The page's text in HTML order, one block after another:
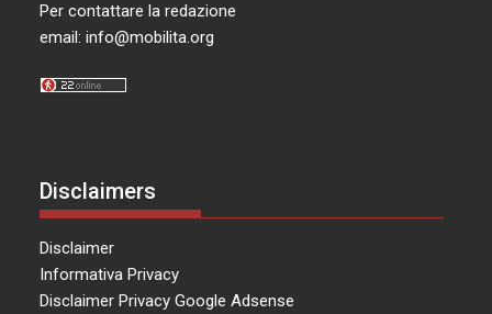
Per contattare la redazione
email:info@mobilita.org
Disclaimers
Disclaimer
Informativa Privacy
Disclaimer Privacy Google Adsense